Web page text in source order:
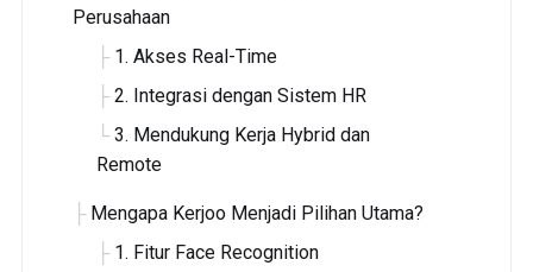
Perusahaan
1. Akses Real-Time
2. Integrasi dengan Sistem HR
3. Mendukung Kerja Hybrid dan
Remote
Mengapa Kerjoo Menjadi Pilihan Utama?
1. Fitur Face Recognition